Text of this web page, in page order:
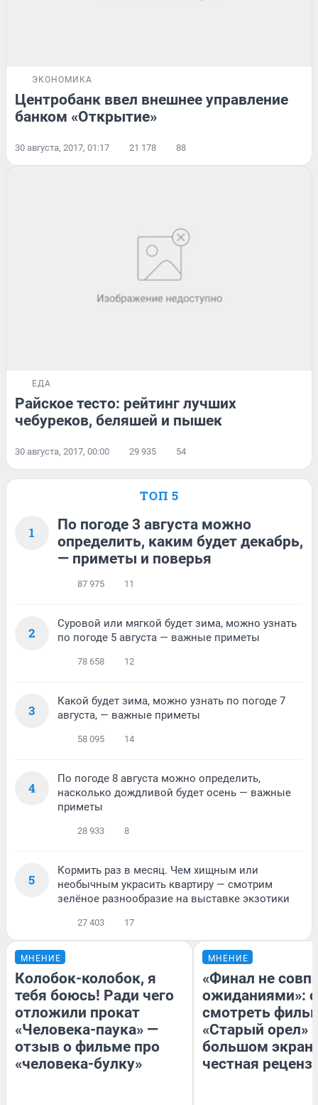
ЭКОНОМИКА
Центробанк ввел внешнее управление
банком «Открытие»
30 августа, 2017, 01:17 21 178 88
ЕДА
Райское тесто: рейтинг лучших
чебуреков, беляшей и пышек
30 августа, 2017, 00:00 29 935 54
ТОП 5
1
По погоде 3 августа можно
определить, каким будет декабрь,
— приметы и поверья
87 975 11
2
Суровой или мягкой будет зима, можно узнать
по погоде 5 августа — важные приметы
78 658 12
3
Какой будет зима, можно узнать по погоде 7
августа, — важные приметы
58 095 14
4
По погоде 8 августа можно определить,
насколько дождливой будет осень — важные
приметы
28 933 8
5
Кормить раз в месяц. Чем хищным или
необычным украсить квартиру — смотрим
зелёное разнообразие на выставке экзотики
27 403 17
МНЕНИЕ
Колобок-колобок, я
тебя боюсь! Ради чего
отложили прокат
«Человека-паука» —
отзыв о фильме про
«человека-булку»
МНЕНИЕ
«Финал не
ожиданиями»:
смотреть
«Старый орел»
большом
честная